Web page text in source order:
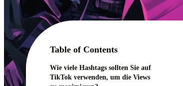
Table of Contents
Wie viele Hashtags sollten Sie auf
TikTok verwenden, um die Views